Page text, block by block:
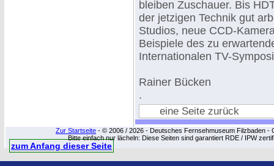
bleiben Zuschauer. Bis
der jetzigen Technik gut
Studios, neue CCD-
Beispiele des zu
Internationalen TV-
Rainer Bücken
.
eine Seite zurück
Zur Startseite - © 2006 / 2026 - Deutsches Fernsehmuseum Filzbaden -
Bitte einfach nur lächeln: Diese Seiten sind garantiert RDE / IPW
zum Anfang dieser Seite